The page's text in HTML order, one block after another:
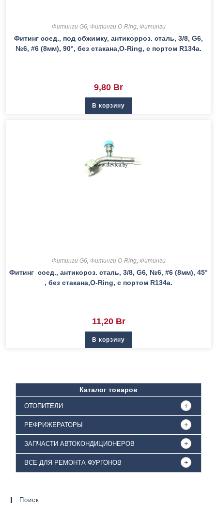
Фитинги G6, Фитинги O-Ring, Фитинги
Фитинг соед., под обжимку, антикорроз. сталь, 3/8, G6,
№6, #6 (8мм), 90°, без стакана,O-Ring, с портом R134a.
9,80 Br
В корзину
Фитинги G6, Фитинги O-Ring, Фитинги
Фитинг соед., антикороз. сталь, 3/8, G6, №6, #6 (8мм), 45°
, без стакана,O-Ring, с портом R134a.
11,20 Br
В корзину
Каталог товаров
ОТОПИТЕЛИ
РЕФРИЖЕРАТОРЫ
ЗАПЧАСТИ АВТОКОНДИЦИОНЕРОВ
ВСЕ ДЛЯ РЕМОНТА ФУРГОНОВ
Поиск